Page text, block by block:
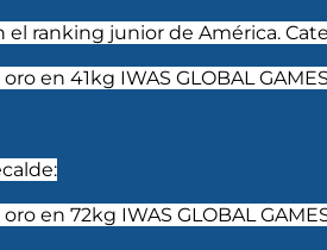
el ranking junior de América.
en 41kg IWAS GLOBAL
en 72kg IWAS GLOBAL